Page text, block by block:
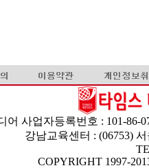
어 사업자등록번호 : 101-86-
강남교육센터 : (06753)
COPYRIGHT 1997-